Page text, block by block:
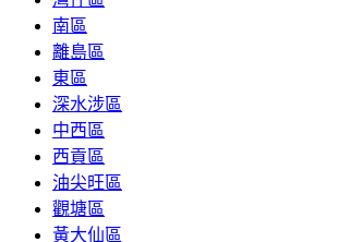
南區
離島區
東區
深水涉區
中西區
西貢區
油尖旺區
觀塘區
黃大仙區